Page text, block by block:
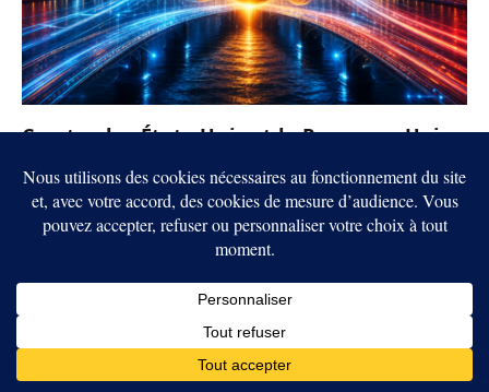
Crypto : les États-Unis et le Royaume-Uni
stablecoins
6 AOÛT 2026